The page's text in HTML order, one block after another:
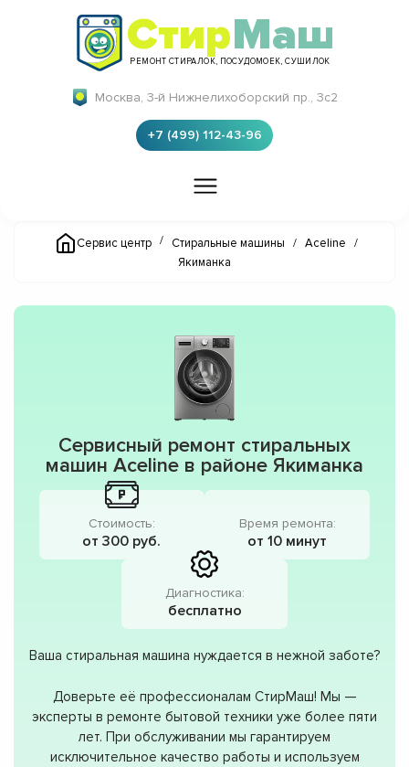
СтирМаш
РЕМОНТ СТИРАЛОК, ПОСУДОМОЕК, СУШИЛОК
Москва, 3-й Нижнелихоборский пр., 3с2
+7 (499) 112-43-96
Сервис центр / Стиральные машины / Aceline
/
Якиманка
Сервисный ремонт стиральных
машин Aceline в районе Якиманка
Стоимость:
от 300 руб.
Время ремонта:
от 10 минут
Диагностика:
бесплатно
Ваша стиральная машина нуждается в нежной заботе?
Доверьте её профессионалам СтирМаш! Мы —
эксперты в ремонте бытовой техники уже более пяти
лет. При обслуживании мы гарантируем
исключительное качество работы и используем